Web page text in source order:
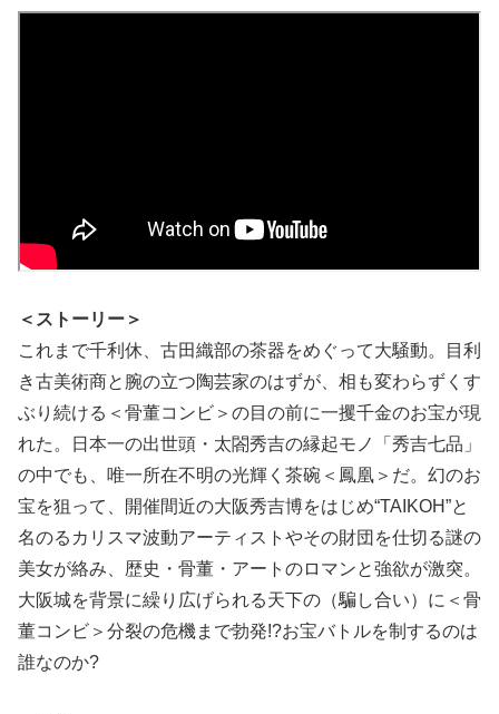
＜ストーリー＞
これまで千利休、古田織部の茶器をめぐって大騒動。目利
き古美術商と腕の立つ陶芸家のはずが、相も変わらずくす
ぶり続ける＜骨董コンビ＞の目の前に一攫千金のお宝が現
れた。日本一の出世頭・太閤秀吉の縁起モノ「秀吉七品」
の中でも、唯一所在不明の光輝く茶碗＜鳳凰＞だ。幻のお
宝を狙って、開催間近の大阪秀吉博をはじめ“TAIKOH”と
名のるカリスマ波動アーティストやその財団を仕切る謎の
美女が絡み、歴史・骨董・アートのロマンと強欲が激突。
大阪城を背景に繰り広げられる天下の（騙し合い）に＜骨
董コンビ＞分裂の危機まで勃発!?お宝バトルを制するのは
誰なのか?